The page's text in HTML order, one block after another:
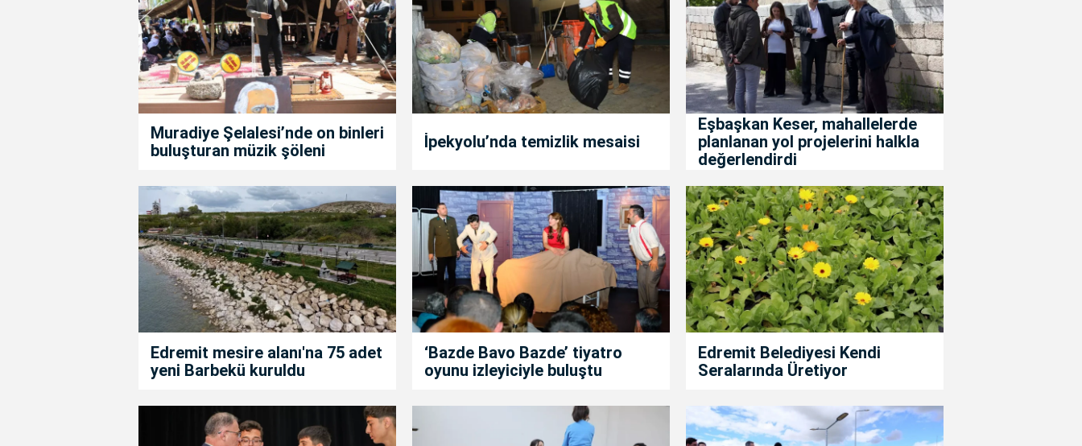
Muradiye Şelalesi’nde on binleri
buluşturan müzik şöleni
İpekyolu’nda temizlik mesaisi
Eşbaşkan Keser, mahallelerde
planlanan yol projelerini halkla
değerlendirdi
Edremit mesire alanı'na 75 adet
yeni Barbekü kuruldu
‘Bazde Bavo Bazde’ tiyatro
oyunu izleyiciyle buluştu
Edremit Belediyesi Kendi
Seralarında Üretiyor